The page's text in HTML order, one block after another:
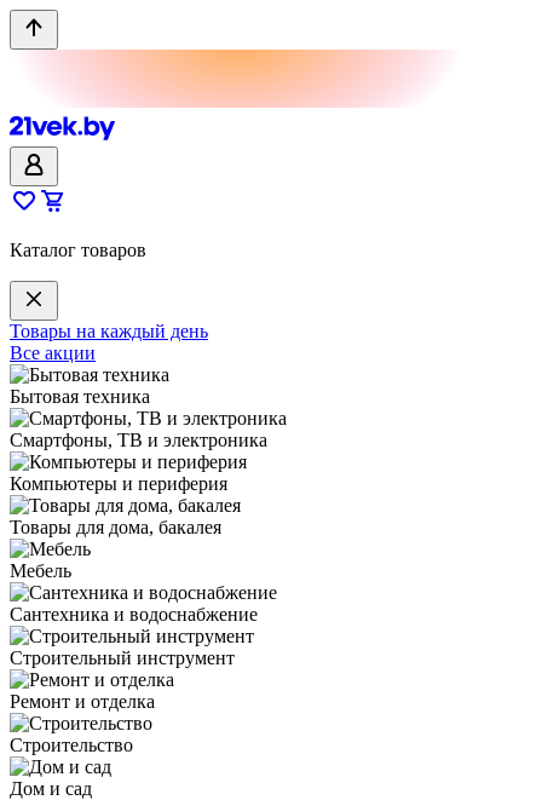
Каталог товаров
Товары на каждый день
Все акции
Бытовая техника
Смартфоны, ТВ и электроника
Компьютеры и периферия
Товары для дома, бакалея
Мебель
Сантехника и водоснабжение
Строительный инструмент
Ремонт и отделка
Строительство
Дом и сад